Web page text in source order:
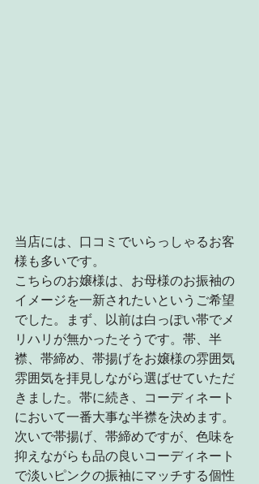
当店には、口コミでいらっしゃるお客
様も多いです。
こちらのお嬢様は、お母様のお振袖の
イメージを一新されたいというご希望
でした。まず、以前は白っぽい帯でメ
リハリが無かったそうです。帯、半
襟、帯締め、帯揚げをお嬢様の雰囲気
雰囲気を拝見しながら選ばせていただ
きました。帯に続き、コーディネート
において一番大事な半襟を決めます。
次いで帯揚げ、帯締めですが、色味を
抑えながらも品の良いコーディネート
で淡いピンクの振袖にマッチする個性